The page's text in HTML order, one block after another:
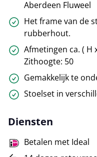
Aberdeen Fluweel
Het frame van de
rubberhout.
Afmetingen ca. ( H
Zithoogte: 50
Gemakkelijk te
Stoelset in
Diensten
Betalen met Ideal